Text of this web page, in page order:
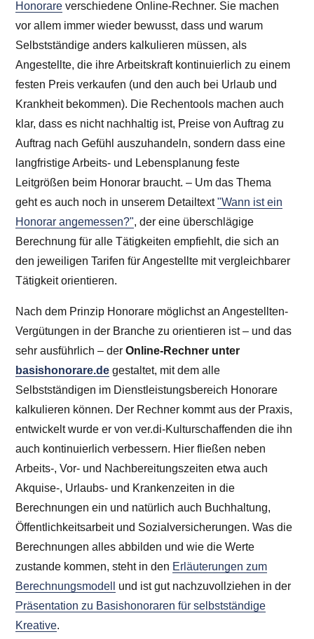
Honorare verschiedene Online-Rechner. Sie machen
vor allem immer wieder bewusst, dass und warum
Selbstständige anders kalkulieren müssen, als
Angestellte, die ihre Arbeitskraft kontinuierlich zu einem
festen Preis verkaufen (und den auch bei Urlaub und
Krankheit bekommen). Die Rechentools machen auch
klar, dass es nicht nachhaltig ist, Preise von Auftrag zu
Auftrag nach Gefühl auszuhandeln, sondern dass eine
langfristige Arbeits- und Lebensplanung feste
Leitgrößen beim Honorar braucht. – Um das Thema
geht es auch noch in unserem Detailtext"Wann ist ein
Honorar angemessen?", der eine überschlägige
Berechnung für alle Tätigkeiten empfiehlt, die sich an
den jeweiligen Tarifen für Angestellte mit vergleichbarer
Tätigkeit orientieren.
Nach dem Prinzip Honorare möglichst an Angestellten-
Vergütungen in der Branche zu orientieren ist – und das
sehr ausführlich – derOnline-Rechner unter
basishonorare.de gestaltet, mit dem alle
Selbstständigen im Dienstleistungsbereich Honorare
kalkulieren können. Der Rechner kommt aus der Praxis,
entwickelt wurde er von ver.di-Kulturschaffenden die ihn
auch kontinuierlich verbessern. Hier fließen neben
Arbeits-, Vor- und Nachbereitungszeiten etwa auch
Akquise-, Urlaubs- und Krankenzeiten in die
Berechnungen ein und natürlich auch Buchhaltung,
Öffentlichkeitsarbeit und Sozialversicherungen. Was die
Berechnungen alles abbilden und wie die Werte
zustande kommen, steht in den Erläuterungen zum
Berechnungsmodell
und ist gut nachzuvollziehen in der
Präsentation zu Basishonoraren für selbstständige
Kreative.